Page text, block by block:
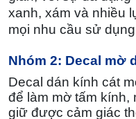
xanh, xám và nhiều
mọi nhu cầu sử
Nhóm 2: Decal mờ
Decal dán kính cát
để làm mờ tấm kính,
giữ được cảm giác